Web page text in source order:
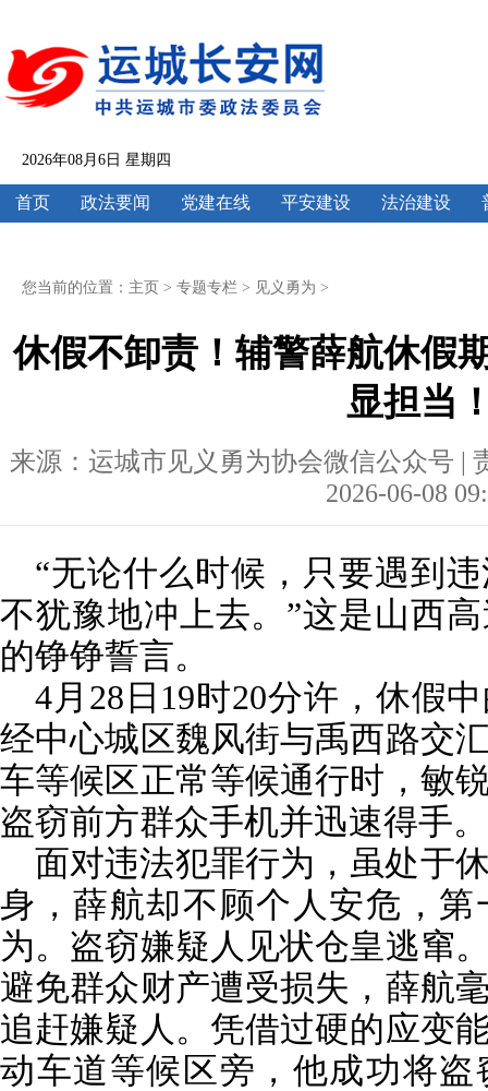
2026年08月6日 星期四
首页 政法要闻 党建在线 平安建设 法治建设
您当前的位置： 主页 > 专题专栏 > 见义勇为 >
休假不卸责！辅警薛航休假
显担当
来源：运城市见义勇为协会微信公众号 |
2026-06-08
“无论什么时候，只要遇到
不犹豫地冲上去。”这是山西
的铮铮誓言。
4月28日19时20分许，休假
经中心城区魏风街与禹西路交
车等候区正常等候通行时，敏
盗窃前方群众手机并迅速得手。
面对违法犯罪行为，虽处于
身，薛航却不顾个人安危，
为。盗窃嫌疑人见状仓皇逃窜
避免群众财产遭受损失，薛航
追赶嫌疑人。凭借过硬的应变
动车道等候区旁，他成功将